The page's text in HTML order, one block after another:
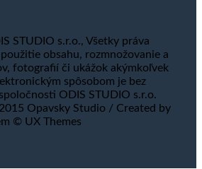
STUDIO s.r.o., Všetky práva
obsahu, rozmnožovanie a
fotografií či ukážok akýmkoľvek
spôsobom je bez
ODIS STUDIO s.r.o.
Opavsky Studio / Created by
© UX Themes